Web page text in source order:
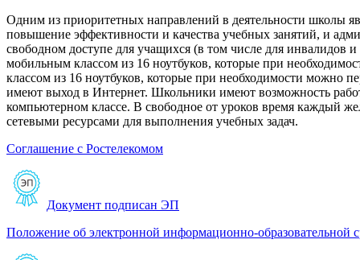
Одним из приоритетных направлений в деятельности школы
повышение эффективности и качества учебных занятий, и
свободном доступе для учащихся (в том числе для
мобильным классом из 16 ноутбуков, которые при
классом из 16 ноутбуков, которые при необходимости можно
имеют выход в Интернет. Школьники имеют возможность
компьютерном классе. В свободное от уроков время каждый
сетевыми ресурсами для выполнения учебных задач.
Соглашение с Ростелекомом
Документ подписан ЭП
Положение об электронной информационно-образовательной